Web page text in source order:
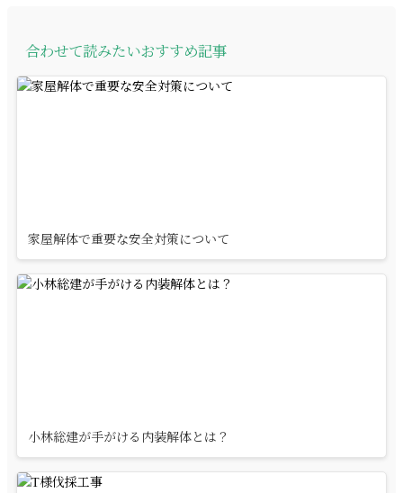
合わせて読みたいおすすめ記事
家屋解体で重要な安全対策について
小林総建が手がける内装解体とは？